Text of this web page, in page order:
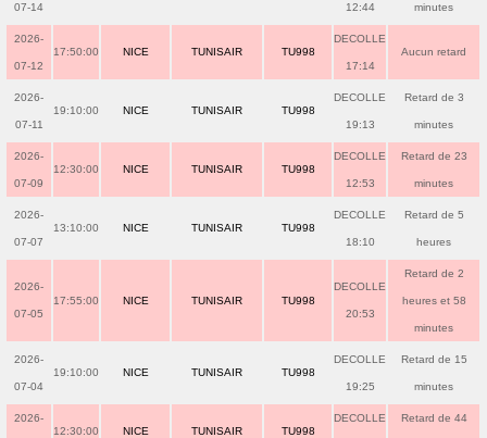
07-14 12:44 minutes
2026-
07-12
17:50:00 NICE TUNISAIR TU998
DECOLLE
17:14
Aucun retard
2026-
07-11
19:10:00 NICE TUNISAIR TU998
DECOLLE
19:13
Retard de 3
minutes
2026-
07-09
12:30:00 NICE TUNISAIR TU998
DECOLLE
12:53
Retard de 23
minutes
2026-
07-07
13:10:00 NICE TUNISAIR TU998
DECOLLE
18:10
Retard de 5
heures
2026-
07-05
17:55:00 NICE TUNISAIR TU998
DECOLLE
20:53
Retard de 2
heures et 58
minutes
2026-
07-04
19:10:00 NICE TUNISAIR TU998
DECOLLE
19:25
Retard de 15
minutes
2026-
12:30:00 NICE TUNISAIR TU998
DECOLLE Retard de 44